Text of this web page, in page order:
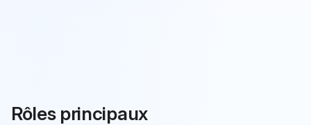
Rôles principaux